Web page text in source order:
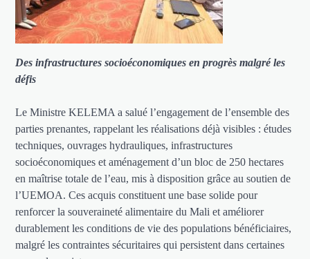
Des infrastructures socioéconomiques en progrès malgré les
défis
Le Ministre KELEMA a salué l’engagement de l’ensemble des
parties prenantes, rappelant les réalisations déjà visibles : études
techniques, ouvrages hydrauliques, infrastructures
socioéconomiques et aménagement d’un bloc de 250 hectares
en maîtrise totale de l’eau, mis à disposition grâce au soutien de
l’UEMOA. Ces acquis constituent une base solide pour
renforcer la souveraineté alimentaire du Mali et améliorer
durablement les conditions de vie des populations bénéficiaires,
malgré les contraintes sécuritaires qui persistent dans certaines